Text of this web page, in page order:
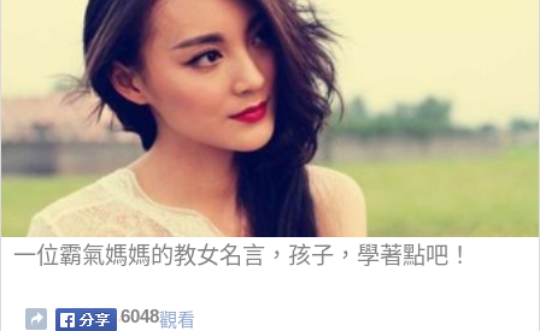
一位霸氣媽媽的教女名言，孩子，學著點吧！
6048觀看